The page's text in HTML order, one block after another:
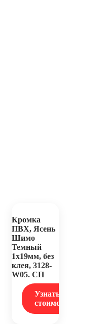
Кромка
ПВХ, Ясень
Шимо
Темный
1х19мм, без
клея, 3128-
W05. СП
Узнать
стоимость